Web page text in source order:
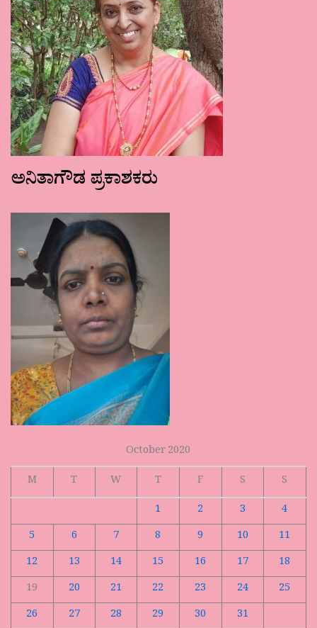
ಅನಿತಾಗೌಡ ಪ್ರಕಾಶಕರು
October 2020
M
T W T F S
S
1
2 3
4
5
6 7 8 9 10
11
12
13 14 15 16 17
18
19
20 21 22 23 24
25
26
27 28 29 30 31